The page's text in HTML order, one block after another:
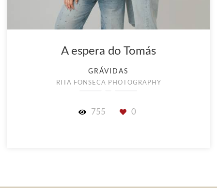
A espera do Tomás
GRÁVIDAS
RITA FONSECA PHOTOGRAPHY
755 0